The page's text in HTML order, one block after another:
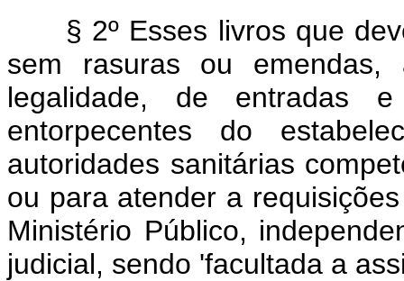
§ 2º Esses livros que
sem rasuras ou emendas,
legalidade, de entradas
entorpecentes do
autoridades sanitárias
ou para atender a
Ministério Público,
judicial, sendo 'facultada a